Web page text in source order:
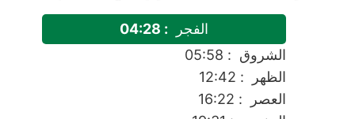
الفجر
: 04:28
الشروق : 05:58
الظهر
: 12:42
العصر
: 16:22